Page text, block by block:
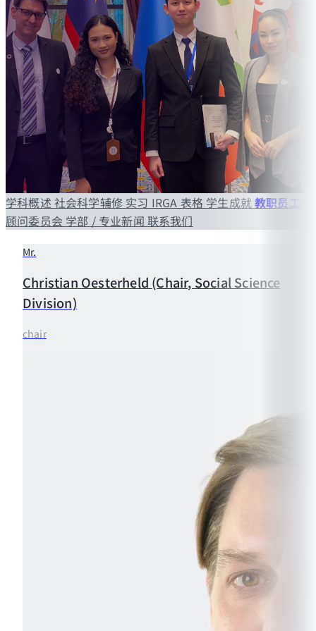
学科概述 社会科学辅修 实习 IRGA 表格 学生成就教职员工
顾问委员会 学部 / 专业新闻 联系我们
Mr.
Christian Oesterheld (Chair, Social Science
Division)
chair